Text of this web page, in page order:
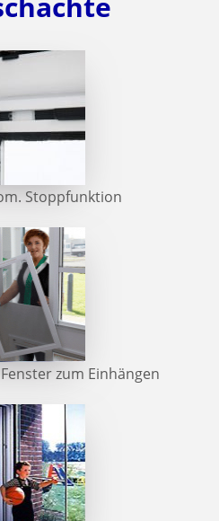
Stoppfunktion
zum Einhängen